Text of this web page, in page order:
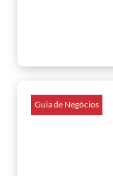
Guia de Negócios